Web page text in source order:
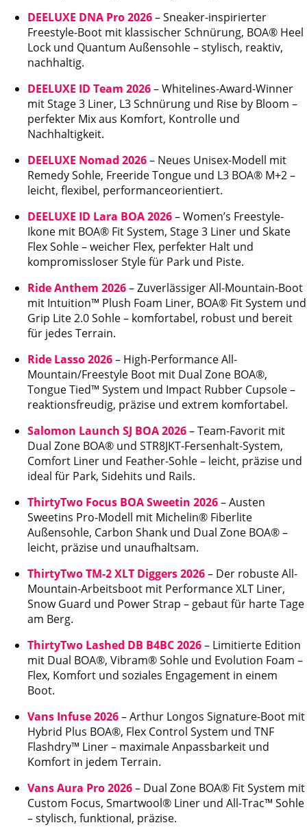
DEELUXE DNA Pro 2026– Sneaker-inspirierter
Freestyle-Boot mit klassischer Schnürung, BOA® Heel
Lock und Quantum Außensohle – stylisch, reaktiv,
nachhaltig.
DEELUXE ID Team 2026– Whitelines-Award-Winner
mit Stage 3 Liner, L3 Schnürung und Rise by Bloom –
perfekter Mix aus Komfort, Kontrolle und
Nachhaltigkeit.
DEELUXE Nomad 2026– Neues Unisex-Modell mit
Remedy Sohle, Freeride Tongue und L3 BOA® M+2 –
leicht, flexibel, performanceorientiert.
DEELUXE ID Lara BOA 2026– Women’s Freestyle-
Ikone mit BOA® Fit System, Stage 3 Liner und Skate
Flex Sohle – weicher Flex, perfekter Halt und
kompromissloser Style für Park und Piste.
Ride Anthem 2026– Zuverlässiger All-Mountain-Boot
mit Intuition™ Plush Foam Liner, BOA® Fit System und
Grip Lite 2.0 Sohle – komfortabel, robust und bereit
für jedes Terrain.
Ride Lasso 2026– High-Performance All-
Mountain/Freestyle Boot mit Dual Zone BOA®,
Tongue Tied™ System und Impact Rubber Cupsole –
reaktionsfreudig, präzise und extrem komfortabel.
Salomon Launch SJ BOA 2026– Team-Favorit mit
Dual Zone BOA® und STR8JKT-Fersenhalt-System,
Comfort Liner und Feather-Sohle – leicht, präzise und
ideal für Park, Sidehits und Rails.
ThirtyTwo Focus BOA Sweetin 2026– Austen
Sweetins Pro-Modell mit Michelin® Fiberlite
Außensohle, Carbon Shank und Dual Zone BOA® –
leicht, präzise und unaufhaltsam.
ThirtyTwo TM-2 XLT Diggers 2026– Der robuste All-
Mountain-Arbeitsboot mit Performance XLT Liner,
Snow Guard und Power Strap – gebaut für harte Tage
am Berg.
ThirtyTwo Lashed DB B4BC 2026– Limitierte Edition
mit Dual BOA®, Vibram® Sohle und Evolution Foam –
Flex, Komfort und soziales Engagement in einem
Boot.
Vans Infuse 2026– Arthur Longos Signature-Boot mit
Hybrid Plus BOA®, Flex Control System und TNF
Flashdry™ Liner – maximale Anpassbarkeit und
Komfort in jedem Terrain.
Vans Aura Pro 2026– Dual Zone BOA® Fit System mit
Custom Focus, Smartwool® Liner und All-Trac™ Sohle
– stylisch, funktional, präzise.